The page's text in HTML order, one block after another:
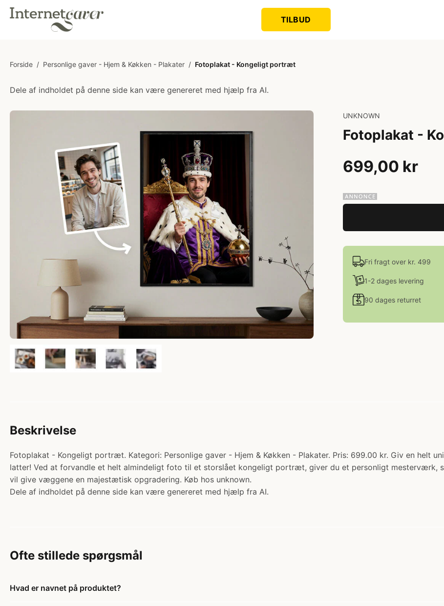
TILBUD
Forside / Personlige gaver - Hjem & Køkken - Plakater / Fotoplakat - Kongeligt portræt
Dele af indholdet på denne side kan være genereret med hjælp fra AI.
UNKNOWN
Fotoplakat -
699,00 kr
Fri fragt over kr. 499
1-2 dages levering
90 dages returret
Beskrivelse
Fotoplakat - Kongeligt portræt. Kategori: Personlige gaver - Hjem & Køkken - Plakater. Pris: 699.00 kr. Giv en helt
latter! Ved at forvandle et helt almindeligt foto til et storslået kongeligt portræt, giver du et personligt mesterværk,
vil give væggene en majestætisk opgradering. Køb hos unknown.
Dele af indholdet på denne side kan være genereret med hjælp fra AI.
Ofte stillede spørgsmål
Hvad er navnet på produktet?